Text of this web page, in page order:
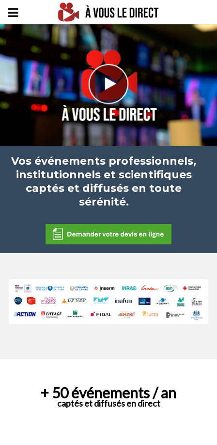
Vos événements professionnels,
institutionnels et scientifiques
captés et diffusés en toute
sérénité.
+ 50 événements / an
captés et diffusés en direct